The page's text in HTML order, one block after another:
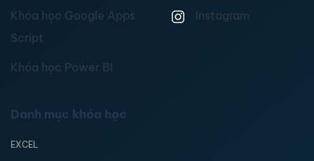
Khóa học Google Apps
Script
Khóa học Power BI
Instagram
Danh mục khóa học
EXCEL